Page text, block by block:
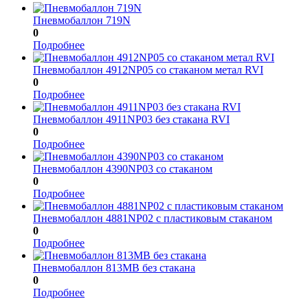
Пневмобаллон 719N
0
Подробнее
Пневмобаллон 4912NP05 со стаканом метал RVI
0
Подробнее
Пневмобаллон 4911NP03 без стакана RVI
0
Подробнее
Пневмобаллон 4390NP03 со стаканом
0
Подробнее
Пневмобаллон 4881NP02 с пластиковым стаканом
0
Подробнее
Пневмобаллон 813MB без стакана
0
Подробнее